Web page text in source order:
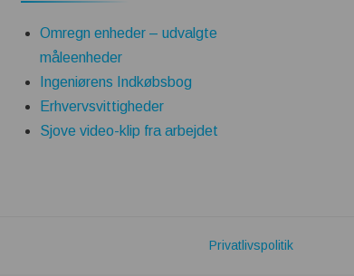
Omregn enheder – udvalgte
måleenheder
Ingeniørens Indkøbsbog
Erhvervsvittigheder
Sjove video-klip fra arbejdet
Privatlivspolitik